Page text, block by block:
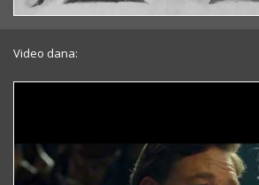
Video dana: